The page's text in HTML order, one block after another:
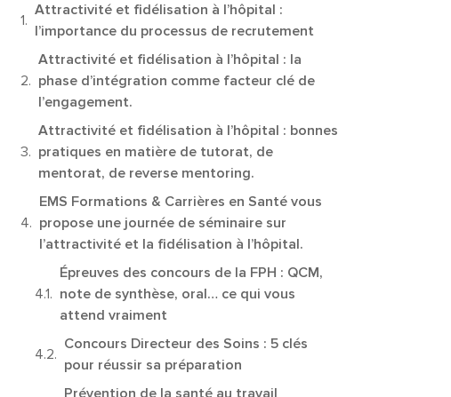
Attractivité et fidélisation à l’hôpital :
l’importance du processus de recrutement
Attractivité et fidélisation à l’hôpital : la
phase d’intégration comme facteur clé de
l’engagement.
Attractivité et fidélisation à l’hôpital : bonnes
pratiques en matière de tutorat, de
mentorat, de reverse mentoring.
EMS Formations & Carrières en Santé vous
propose une journée de séminaire sur
l’attractivité et la fidélisation à l’hôpital.
Épreuves des concours de la FPH : QCM,
note de synthèse, oral… ce qui vous
attend vraiment
Concours Directeur des Soins : 5 clés
pour réussir sa préparation
Prévention de la santé au travail